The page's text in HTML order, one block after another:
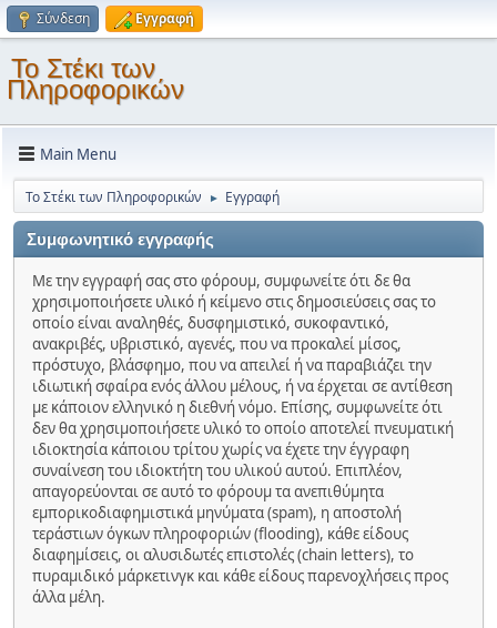
Σύνδεση Εγγραφή
Το Στέκι των
Πληροφορικών
Main Menu
Το Στέκι των Πληροφορικών ► Εγγραφή
Συμφωνητικό εγγραφής
Με την εγγραφή σας στο φόρουμ, συμφωνείτε ότι δε θα
χρησιμοποιήσετε υλικό ή κείμενο στις δημοσιεύσεις σας το
οποίο είναι αναληθές, δυσφημιστικό, συκοφαντικό,
ανακριβές, υβριστικό, αγενές, που να προκαλεί μίσος,
πρόστυχο, βλάσφημο, που να απειλεί ή να παραβιάζει την
ιδιωτική σφαίρα ενός άλλου μέλους, ή να έρχεται σε αντίθεση
με κάποιον ελληνικό η διεθνή νόμο. Επίσης, συμφωνείτε ότι
δεν θα χρησιμοποιήσετε υλικό το οποίο αποτελεί πνευματική
ιδιοκτησία κάποιου τρίτου χωρίς να έχετε την έγγραφη
συναίνεση του ιδιοκτήτη του υλικού αυτού. Επιπλέον,
απαγορεύονται σε αυτό το φόρουμ τα ανεπιθύμητα
εμπορικοδιαφημιστικά μηνύματα (spam), η αποστολή
τεράστιων όγκων πληροφοριών (flooding), κάθε είδους
διαφημίσεις, οι αλυσιδωτές επιστολές (chain letters), το
πυραμιδικό μάρκετινγκ και κάθε είδους παρενοχλήσεις προς
άλλα μέλη.